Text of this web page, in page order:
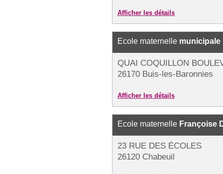
Afficher les détails
Ecole maternelle municipale
QUAI COQUILLON
26170 Buis-les-Baronnies
Afficher les détails
Ecole maternelle Françoise
23 RUE DES ÉCOLES
26120 Chabeuil